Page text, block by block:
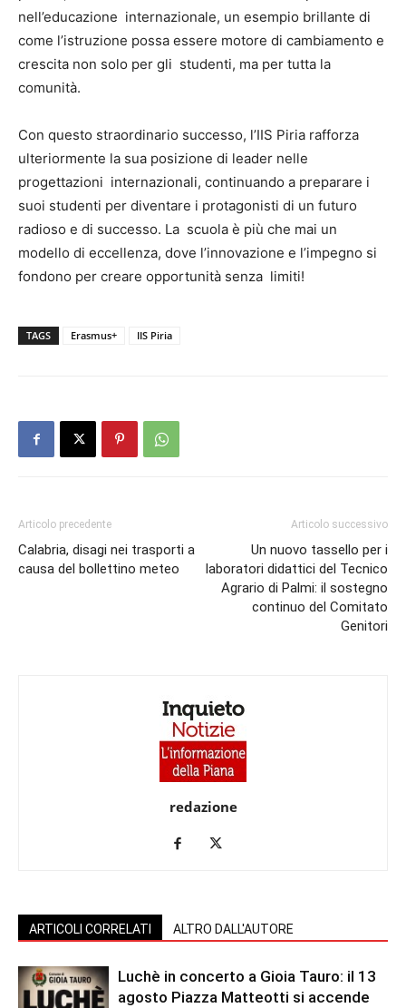
nell’educazione internazionale, un esempio brillante di
come l’istruzione possa essere motore di cambiamento e
crescita non solo per gli studenti, ma per tutta la
comunità.
Con questo straordinario successo, l’IIS Piria rafforza
ulteriormente la sua posizione di leader nelle
progettazioni internazionali, continuando a preparare i
suoi studenti per diventare i protagonisti di un futuro
radioso e di successo. La scuola è più che mai un
modello di eccellenza, dove l’innovazione e l’impegno si
fondono per creare opportunità senza limiti!
TAGS Erasmus+ IIS Piria
Articolo precedente
Calabria, disagi nei trasporti a
causa del bollettino meteo
Articolo successivo
Un nuovo tassello per i
laboratori didattici del Tecnico
Agrario di Palmi: il sostegno
continuo del Comitato
Genitori
redazione
ARTICOLI CORRELATI ALTRO DALL'AUTORE
Luchè in concerto a Gioia Tauro: il 13
agosto Piazza Matteotti si accende